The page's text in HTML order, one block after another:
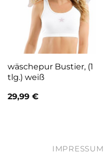
wäschepur Bustier, (1
tlg.) weiß
29,99 €
IMPRESSUM